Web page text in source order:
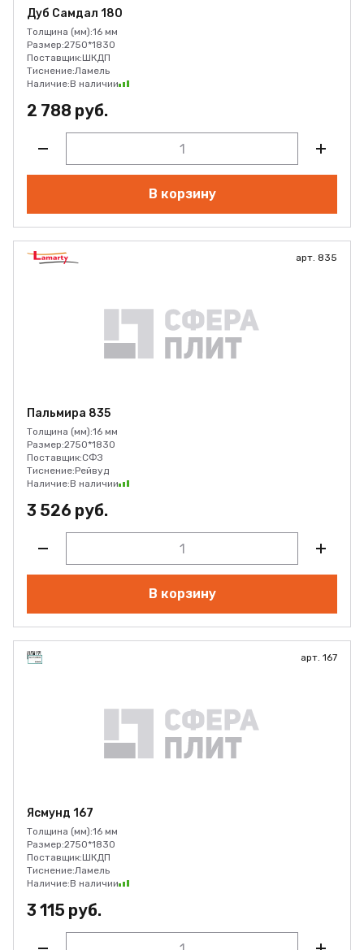
Дуб Самдал 180
Толщина (мм):16 мм
Размер:2750*1830
Поставщик:ШКДП
Тиснение:Ламель
Наличие:В наличии
2 788 руб.
В корзину
арт. 835
Пальмира 835
Толщина (мм):16 мм
Размер:2750*1830
Поставщик:СФЗ
Тиснение:Рейвуд
Наличие:В наличии
3 526 руб.
В корзину
арт. 167
Ясмунд 167
Толщина (мм):16 мм
Размер:2750*1830
Поставщик:ШКДП
Тиснение:Ламель
Наличие:В наличии
3 115 руб.